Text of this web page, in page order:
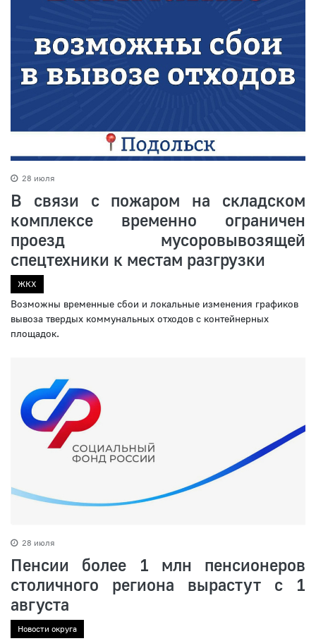
28 июля
В связи с пожаром на складском
комплексе временно ограничен
проезд мусоровывозящей
спецтехники к местам разгрузки
ЖКХ
Возможны временные сбои и локальные изменения графиков
вывоза твердых коммунальных отходов с контейнерных
площадок.
28 июля
Пенсии более 1 млн пенсионеров
столичного региона вырастут с 1
августа
Новости округа